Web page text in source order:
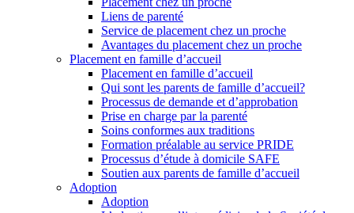
Liens de parenté
Service de placement chez un proche
Avantages du placement chez un proche
Placement en famille d’accueil
Placement en famille d’accueil
Qui sont les parents de famille d’accueil?
Processus de demande et d’approbation
Prise en charge par la parenté
Soins conformes aux traditions
Formation préalable au service PRIDE
Processus d’étude à domicile SAFE
Soutien aux parents de famille d’accueil
Adoption
Adoption